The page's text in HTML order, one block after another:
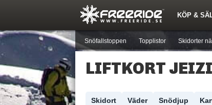
KÖP &
Nyheter Quiz Events
Nya inlägg Forumlista
Snöfallstoppen Topplistor Skidorter
Skidor Pjäxor
Årets Krasch
LIFTKORT
Skidort Väder Snödjup